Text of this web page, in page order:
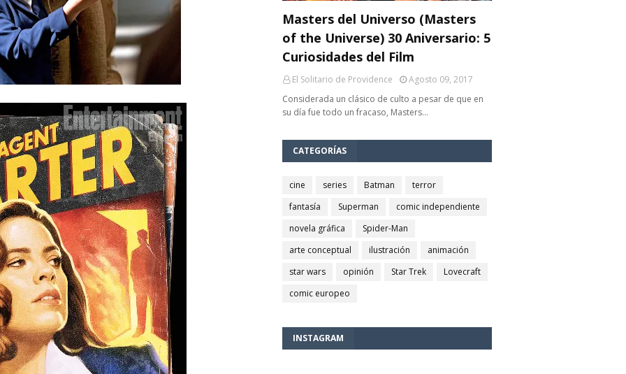
Masters del Universo (Masters
of the Universe) 30 Aniversario: 5
Curiosidades del Film
El Solitario de Providence
Agosto 09, 2017
Considerada un clásico de culto a pesar de que en
su día fue todo un fracaso, Masters…
CATEGORÍAS
cine series Batman
terror
fantasía
Superman
comic independiente
novela gráfica
Spider-Man
arte conceptual
ilustración
animación
star wars
opinión Star Trek
Lovecraft
comic europeo
INSTAGRAM